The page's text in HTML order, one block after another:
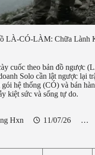
LÀ-CÓ-LÀM: Chữa Lành
cuốc theo bản đồ ngược
Solo cần lật ngược lại
hệ thống (CÓ) và bán
kiệt sức và sống tự do.
Hxn 11/07/26